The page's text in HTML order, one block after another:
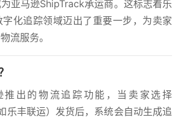
亚马逊ShipTrack承运商。这标志着乐
化追踪领域迈出了重要一步，为卖家
流服务。
推出的物流追踪功能，当卖家选择
乐丰联运）发货后，系统会自动生成追